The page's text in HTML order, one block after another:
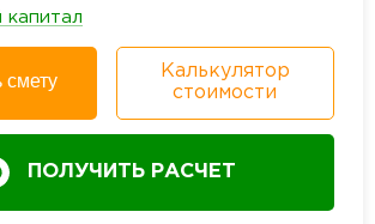
капитал
смету
Калькулятор
стоимости
ПОЛУЧИТЬ РАСЧЕТ